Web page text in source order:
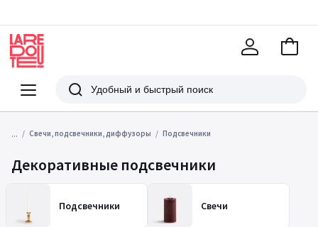
Меню
Redoute
Поиск
В
... Свечи, подсвечники, диффузоры Подсвечники
Декоративные подсвечники
Подсвечники Свечи